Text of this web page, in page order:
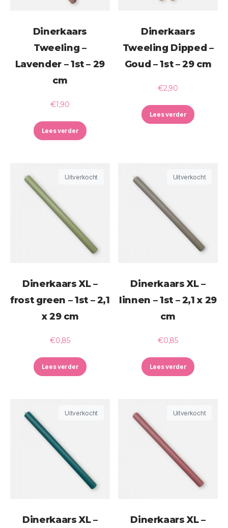
Dinerkaars
Tweeling –
Lavender – 1st – 29
cm
€1,90
Lees verder
Dinerkaars
Tweeling Dipped –
Goud – 1st – 29 cm
€2,90
Lees verder
Uitverkocht
Dinerkaars XL –
frost green – 1st – 2,1
x 29 cm
€0,85
Lees verder
Uitverkocht
Dinerkaars XL –
linnen – 1st – 2,1 x 29
cm
€0,85
Lees verder
Uitverkocht
Dinerkaars XL –
Uitverkocht
Dinerkaars XL –